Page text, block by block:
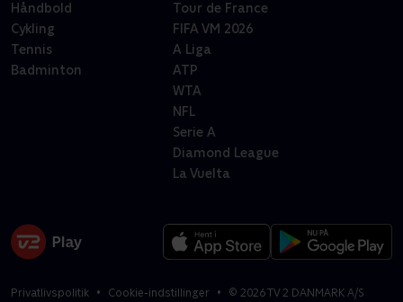
Håndbold
Cykling
Tennis
Badminton
Tour de France
FIFA VM 2026
A Liga
ATP
WTA
NFL
Serie A
Diamond League
La Vuelta
Privatlivspolitik Cookie-indstillinger © 2026TV 2 DANMARK A/S